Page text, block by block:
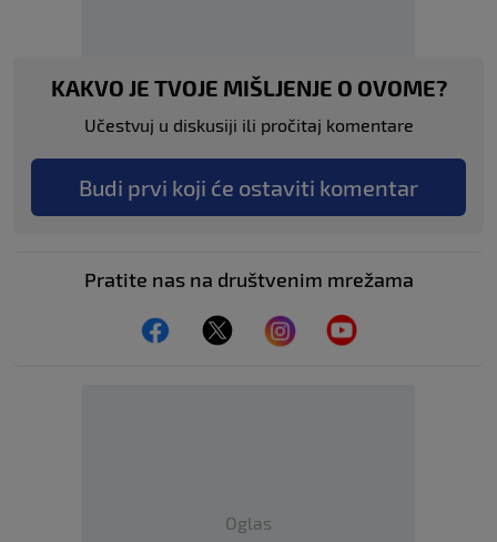
KAKVO JE TVOJE MIŠLJENJE O OVOME?
Učestvuj u diskusiji ili pročitaj komentare
Budi prvi koji će ostaviti komentar
Pratite nas na društvenim mrežama
Oglas